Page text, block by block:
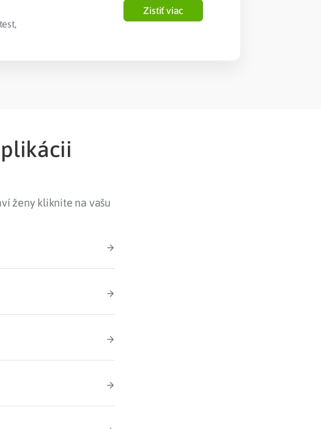
Zistiť viac
ženy kliknite na vašu